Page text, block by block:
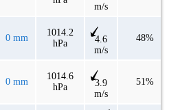
m/s
0 mm
1014.2
hPa
4.6
m/s
48%
0 mm
1014.6
hPa
3.9
m/s
51%